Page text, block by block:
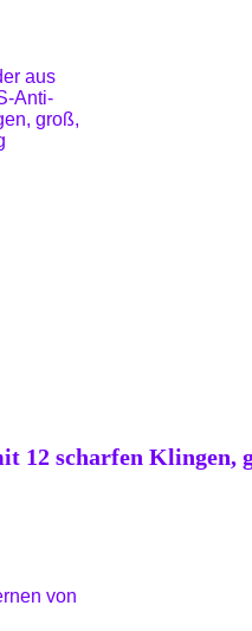
12 scharfen Klingen,